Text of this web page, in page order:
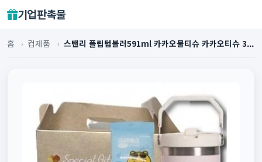
기업판촉물
홈 › 컵제품 › 스탠리 플립텀블러591ml 카카오물티슈 카카오티슈 3...